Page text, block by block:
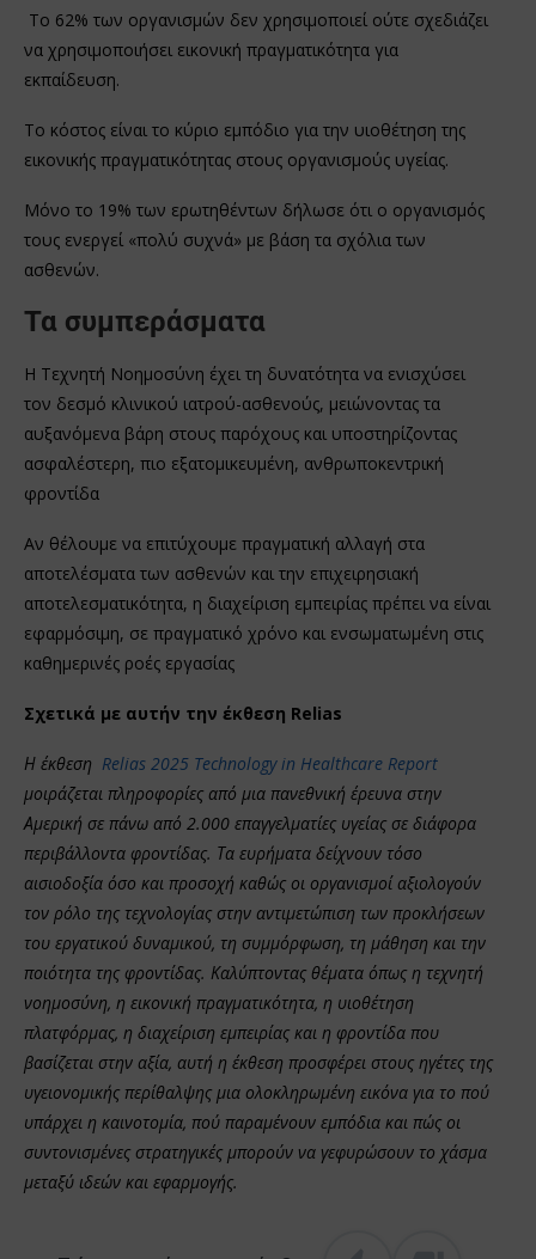
Το 62% των οργανισμών δεν χρησιμοποιεί ούτε σχεδιάζει
να χρησιμοποιήσει εικονική πραγματικότητα για
εκπαίδευση.
Το κόστος είναι το κύριο εμπόδιο για την υιοθέτηση της
εικονικής πραγματικότητας στους οργανισμούς υγείας.
Μόνο το 19% των ερωτηθέντων δήλωσε ότι ο οργανισμός
τους ενεργεί «πολύ συχνά» με βάση τα σχόλια των
ασθενών.
Τα συμπεράσματα
Η Τεχνητή Νοημοσύνη έχει τη δυνατότητα να ενισχύσει
τον δεσμό κλινικού ιατρού-ασθενούς, μειώνοντας τα
αυξανόμενα βάρη στους παρόχους και υποστηρίζοντας
ασφαλέστερη, πιο εξατομικευμένη, ανθρωποκεντρική
φροντίδα
Αν θέλουμε να επιτύχουμε πραγματική αλλαγή στα
αποτελέσματα των ασθενών και την επιχειρησιακή
αποτελεσματικότητα, η διαχείριση εμπειρίας πρέπει να είναι
εφαρμόσιμη, σε πραγματικό χρόνο και ενσωματωμένη στις
καθημερινές ροές εργασίας
Σχετικά με αυτήν την έκθεση Relias
Η έκθεση Relias 2025 Technology in Healthcare Report
μοιράζεται πληροφορίες από μια πανεθνική έρευνα στην
Αμερική σε πάνω από 2.000 επαγγελματίες υγείας σε διάφορα
περιβάλλοντα φροντίδας. Τα ευρήματα δείχνουν τόσο
αισιοδοξία όσο και προσοχή καθώς οι οργανισμοί αξιολογούν
τον ρόλο της τεχνολογίας στην αντιμετώπιση των προκλήσεων
του εργατικού δυναμικού, τη συμμόρφωση, τη μάθηση και την
ποιότητα της φροντίδας. Καλύπτοντας θέματα όπως η τεχνητή
νοημοσύνη, η εικονική πραγματικότητα, η υιοθέτηση
πλατφόρμας, η διαχείριση εμπειρίας και η φροντίδα που
βασίζεται στην αξία, αυτή η έκθεση προσφέρει στους ηγέτες της
υγειονομικής περίθαλψης μια ολοκληρωμένη εικόνα για το πού
υπάρχει η καινοτομία, πού παραμένουν εμπόδια και πώς οι
συντονισμένες στρατηγικές μπορούν να γεφυρώσουν το χάσμα
μεταξύ ιδεών και εφαρμογής.